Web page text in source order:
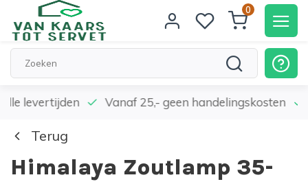
0
levertijden Vanaf 25,- geen handelingskosten
Terug
Himalaya Zoutlamp 35-